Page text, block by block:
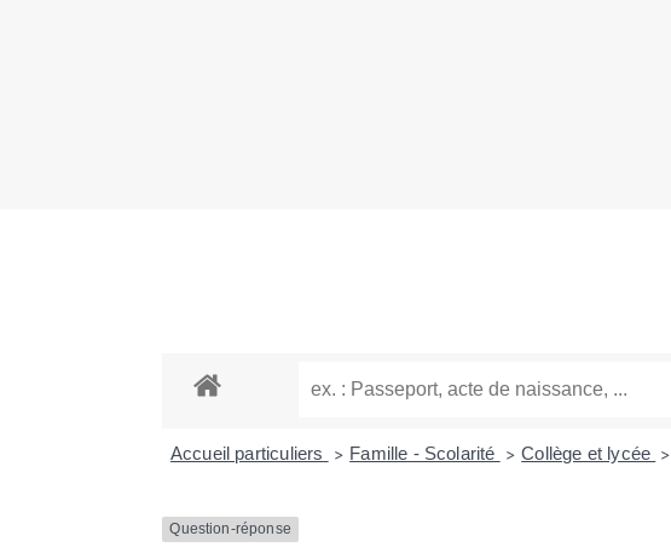
Accueil particuliers > Famille - Scolarité > Collège et lycée >
Question-réponse